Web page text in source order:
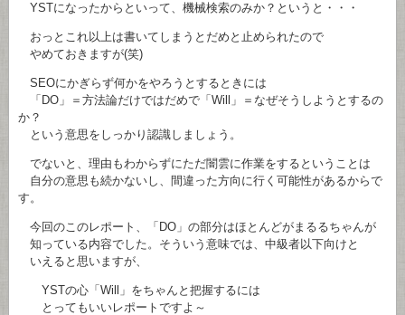
YSTになったからといって、機械検索のみか？というと・・・
おっとこれ以上は書いてしまうとだめと止められたので
やめておきますが(笑)
SEOにかぎらず何かをやろうとするときには
「DO」＝方法論だけではだめで「Will」＝なぜそうしようとするの
か？
という意思をしっかり認識しましょう。
でないと、理由もわからずにただ闇雲に作業をするということは
自分の意思も続かないし、間違った方向に行く可能性があるからで
す。
今回のこのレポート、「DO」の部分はほとんどがまるるちゃんが
知っている内容でした。そういう意味では、中級者以下向けと
いえると思いますが、
YSTの心「Will」をちゃんと把握するには
とってもいいレポートですよ～